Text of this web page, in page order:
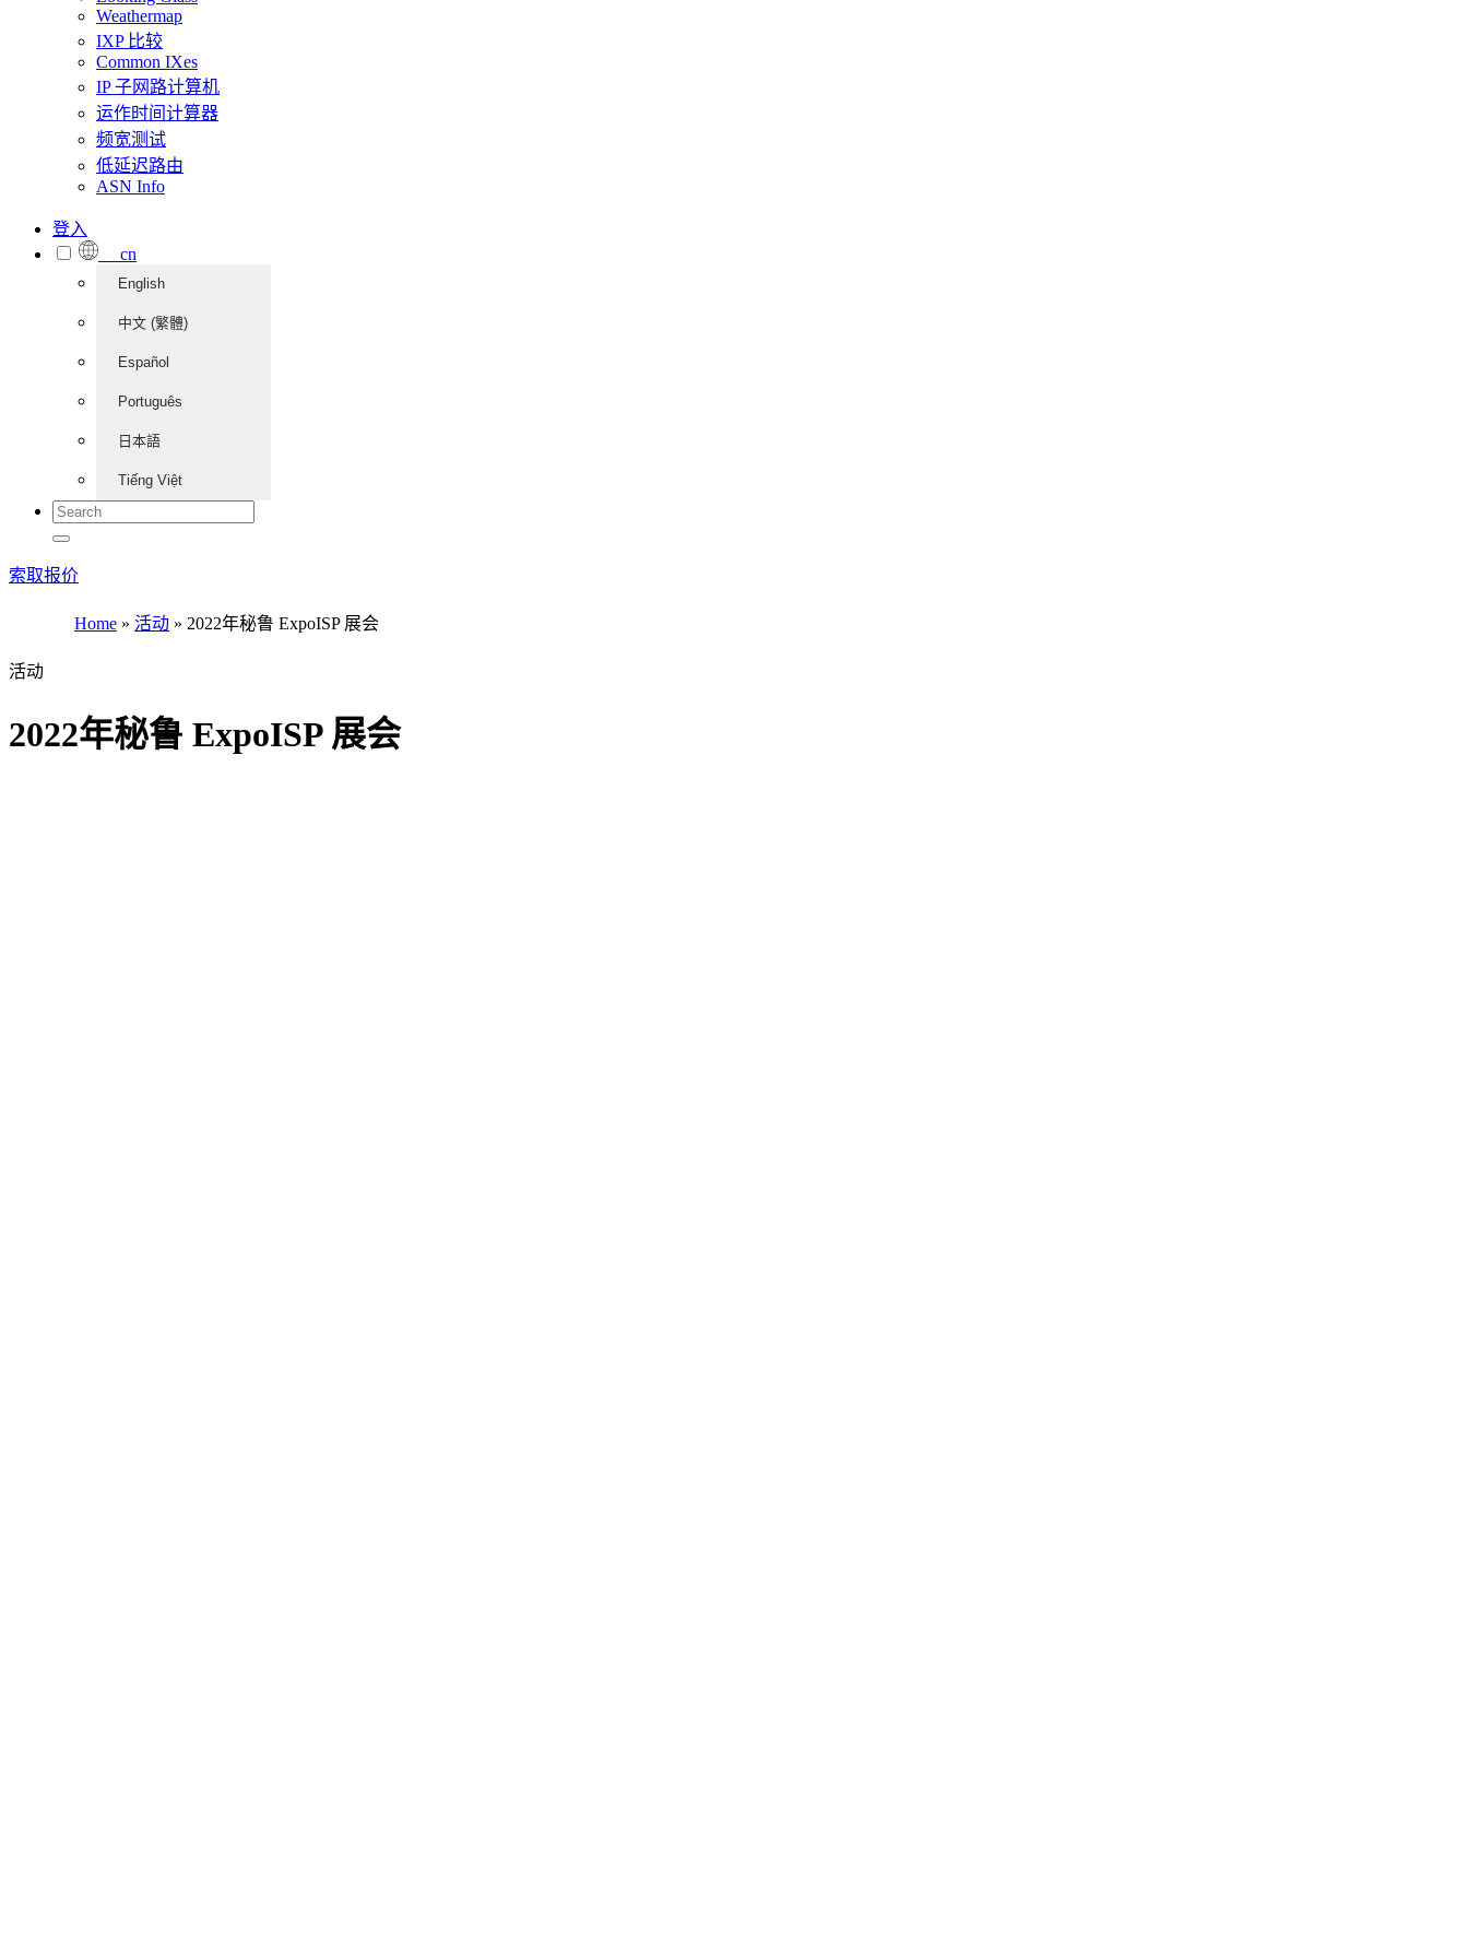
Weathermap
IXP 比较
Common IXes
IP 子网路计算机
运作时间计算器
频宽测试
低延迟路由
ASN Info
登入
cn
English
中文 (繁體)
Español
Português
日本語
Tiếng Việt
索取报价
Home » 活动 » 2022年秘鲁 ExpoISP 展会
活动
2022年秘鲁 ExpoISP 展会